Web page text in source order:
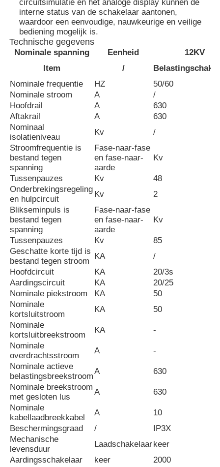
Doostype Hulpkantoor
Kabelverdeelkast
metaal omkaste schakelinstallatie
Vacuüm lastscheider
Hoogspanningscircuitbreaker
Laagspanningsverspreidingskast
De Doos van de laag Voltagedistributie
circuitsimulatie en het analoge display kunnen de
interne status van de schakelaar aantonen,
waardoor een eenvoudige, nauwkeurige en veilige
bediening mogelijk is.
Technische gegevens
Nominale spanning Eenheid
12KV
Item
/
Nominale frequentie
HZ
50/60
Nominale stroom
A
/
Hoofdrail
A
630
Aftakrail
A
630
Nominaal
isolatieniveau
Kv
/
Stroomfrequentie is
bestand tegen
spanning
Fase-naar-fase
en fase-naar-
aarde
Kv
Tussenpauzes Kv
48
Onderbrekingsregeling
en hulpcircuit
Kv
2
Blikseminpuls is
bestand tegen
spanning
Fase-naar-fase
en fase-naar-
aarde
Kv
Tussenpauzes Kv
85
Geschatte korte tijd is
bestand tegen stroom
KA
/
Hoofdcircuit
KA
20/3s
Aardingscircuit
KA
20/25
Nominale piekstroom
KA
50
Nominale
kortsluitstroom
KA
50
Nominale
kortsluitbreekstroom
KA
-
Nominale
overdrachtsstroom
A
-
Nominale actieve
belastingsbreekstroom
A
630
Nominale breekstroom
met gesloten lus
A
630
Nominale
kabellaadbreekkabel
A
10
Beschermingsgraad
/
IP3X
Mechanische
levensduur
Laadschakelaarkeer
Aardingsschakelaar
keer
2000